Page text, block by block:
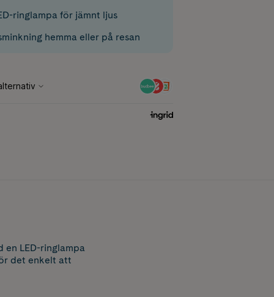
ringlampa för jämnt ljus
hemma eller på resan
en LED-ringlampa
det enkelt att